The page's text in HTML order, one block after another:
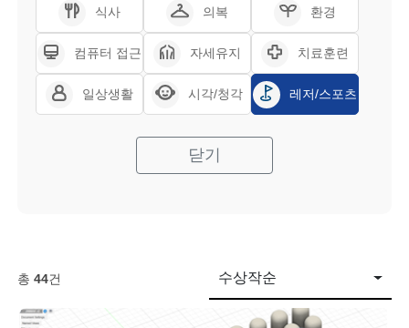
식사 의복 환경
컴퓨터 접근 자세유지 치료훈련
일상생활 시각/청각 레저/스포츠
닫기
총44건 수상작순